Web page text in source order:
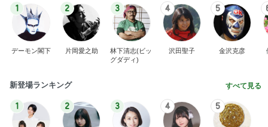
1
デーモン閣下
2
片岡愛之助
3
林下清志(ビッ
グダディ)
4
沢田聖子
5
金沢克彦
新登場ランキング すべて見る
1 2 3 4 5